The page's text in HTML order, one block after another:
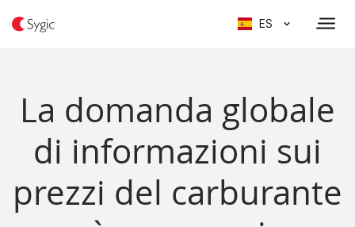
ES
La domanda globale
di informazioni sui
prezzi del carburante